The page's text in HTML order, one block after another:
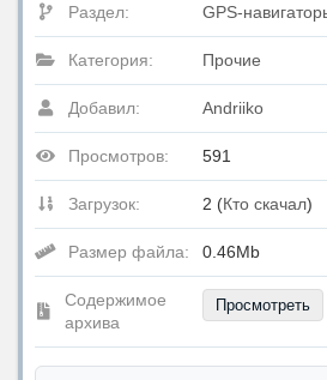
Раздел: GPS-
Категория: Прочие
Добавил: Andriiko
Просмотров: 591
Загрузок: 2 (Кто скачал)
Размер файла: 0.46Mb
Содержимое
архива
Просмотреть